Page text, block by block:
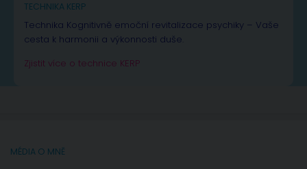
TECHNIKA KERP
Technika Kognitivně emoční revitalizace psychiky – Vaše
cesta k harmonii a výkonnosti duše.
Zjistit více o technice KERP
MÉDIA O MNĚ